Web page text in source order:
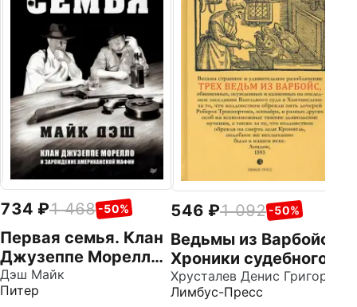
734 1 468 -50%
Первая семья. Клан
Джузеппе Морелло
и зарождение
американской
Дэш Майк
Питер
546 1 092 -50%
Ведьмы из Варбойс.
Хроники судебного
процесса. Весьма
странное и
Лимбус-Пресс